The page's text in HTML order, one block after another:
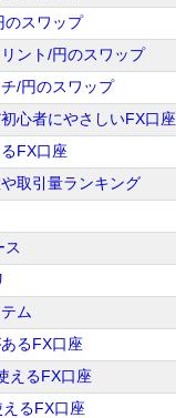
のスワップ
ント/円のスワップ
/円のスワップ
心者にやさしいFX口座
FX口座
取引量ランキング
ス
ム
るFX口座
えるFX口座
るFX口座